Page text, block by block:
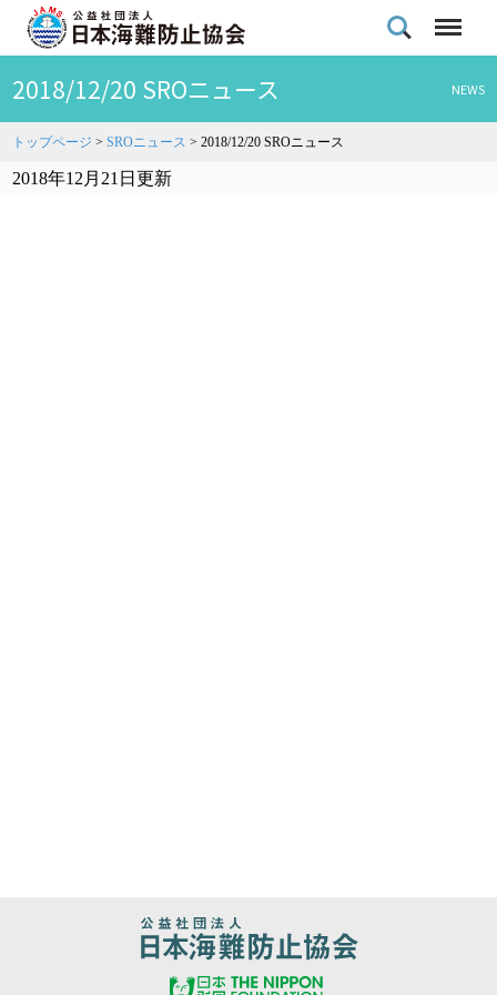
2018/12/20 SROニュース NEWS
トップページ >SROニュース >2018/12/20 SROニュース
2018年12月21日更新